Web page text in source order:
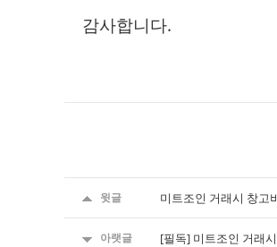
감사합니다.
윗글 미트조인 거래시 창고
아랫글 [필독] 미트조인 거래